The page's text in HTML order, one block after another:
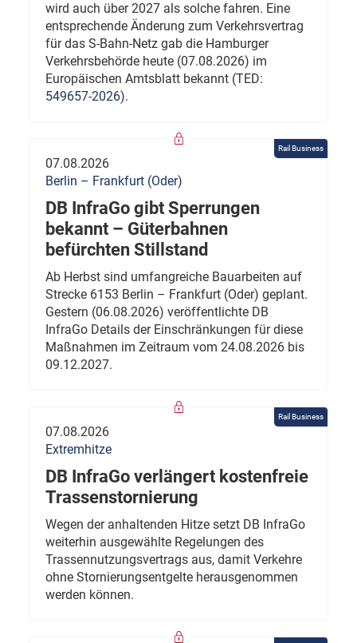
wird auch über 2027 als solche fahren. Eine
entsprechende Änderung zum Verkehrsvertrag
für das S-Bahn-Netz gab die Hamburger
Verkehrsbehörde heute (07.08.2026) im
Europäischen Amtsblatt bekannt (TED:
549657-2026).
Rail Business
07.08.2026
Berlin – Frankfurt (Oder)
DB InfraGo gibt Sperrungen
bekannt – Güterbahnen
befürchten Stillstand
Ab Herbst sind umfangreiche Bauarbeiten auf
Strecke 6153 Berlin – Frankfurt (Oder) geplant.
Gestern (06.08.2026) veröffentlichte DB
InfraGo Details der Einschränkungen für diese
Maßnahmen im Zeitraum vom 24.08.2026 bis
09.12.2027.
Rail Business
07.08.2026
Extremhitze
DB InfraGo verlängert kostenfreie
Trassenstornierung
Wegen der anhaltenden Hitze setzt DB InfraGo
weiterhin ausgewählte Regelungen des
Trassennutzungsvertrags aus, damit Verkehre
ohne Stornierungsentgelte herausgenommen
werden können.